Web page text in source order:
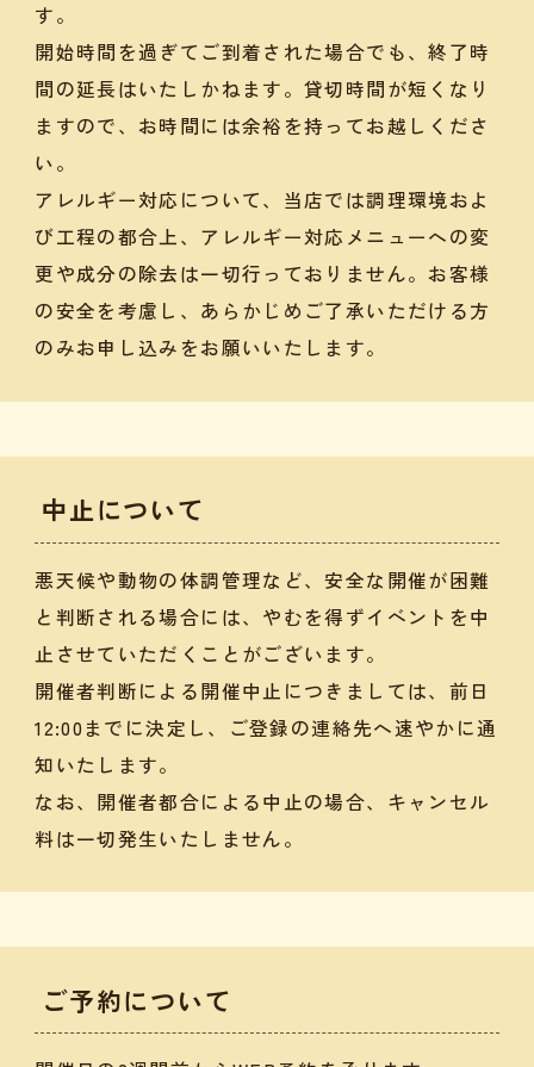
す。
開始時間を過ぎてご到着された場合でも、終了時
間の延長はいたしかねます。貸切時間が短くなり
ますので、お時間には余裕を持ってお越しくださ
い。
アレルギー対応について、当店では調理環境およ
び工程の都合上、アレルギー対応メニューへの変
更や成分の除去は一切行っておりません。お客様
の安全を考慮し、あらかじめご了承いただける方
のみお申し込みをお願いいたします。
中止について
悪天候や動物の体調管理など、安全な開催が困難
と判断される場合には、やむを得ずイベントを中
止させていただくことがございます。
開催者判断による開催中止につきましては、前日
12:00までに決定し、ご登録の連絡先へ速やかに通
知いたします。
なお、開催者都合による中止の場合、キャンセル
料は一切発生いたしません。
ご予約について